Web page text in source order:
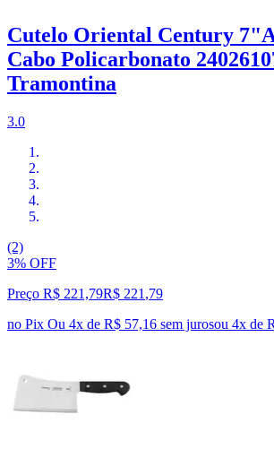
Cutelo Oriental Century
Cabo Policarbonato
Tramontina
3.0
(2)
3% OFF
Preço R$ 221,79R$ 221 ,79
no Pix Ou 4x de R$ 57,16 sem jurosou 4x de